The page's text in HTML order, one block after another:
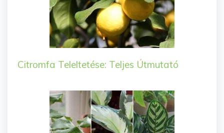
Citromfa Teleltetése: Teljes Útmutató